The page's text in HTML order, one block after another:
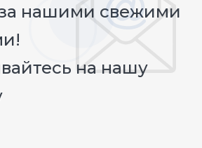
нашими свежими
на нашу